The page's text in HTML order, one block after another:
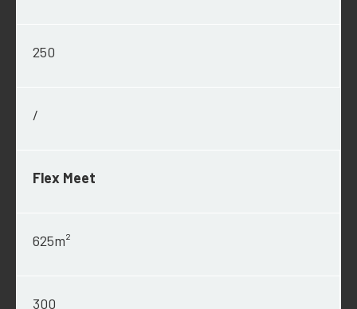
250
/
Flex Meet
625m²
300